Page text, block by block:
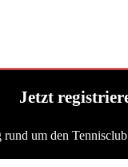
Jetzt
um den